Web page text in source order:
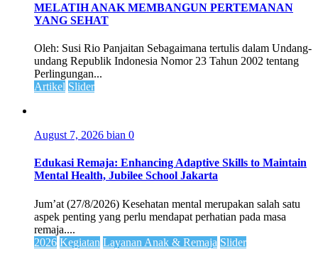
MELATIH ANAK MEMBANGUN PERTEMANAN
YANG SEHAT
Oleh: Susi Rio Panjaitan Sebagaimana tertulis dalam Undang-
undang Republik Indonesia Nomor 23 Tahun 2002 tentang
Perlingungan...
Artikel Slider
August 7, 2026 bian 0
Edukasi Remaja: Enhancing Adaptive Skills to Maintain
Mental Health, Jubilee School Jakarta
Jum’at (27/8/2026) Kesehatan mental merupakan salah satu
aspek penting yang perlu mendapat perhatian pada masa
remaja....
2026 Kegiatan Layanan Anak & Remaja Slider